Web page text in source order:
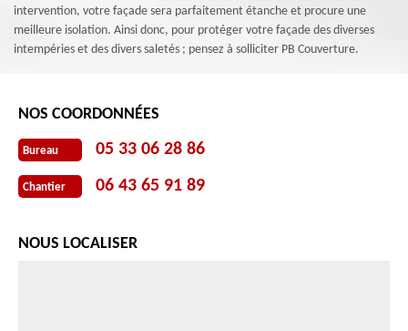
intervention, votre façade sera parfaitement étanche et procure une
meilleure isolation. Ainsi donc, pour protéger votre façade des diverses
intempéries et des divers saletés ; pensez à solliciter PB Couverture.
NOS COORDONNÉES
Bureau 05 33 06 28 86
Chantier 06 43 65 91 89
NOUS LOCALISER